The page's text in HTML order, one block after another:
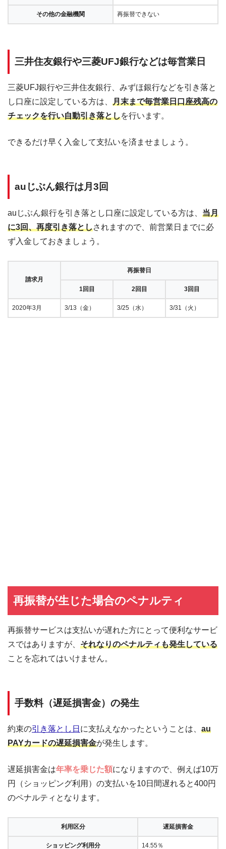
その他の金融機関 再振替できない
三井住友銀行や三菱UFJ銀行などは毎営業日
三菱UFJ銀行や三井住友銀行、みずほ銀行などを引き落と
し口座に設定している方は、 月末まで毎営業日口座残高の
チェックを行い自動引き落としを行います。
できるだけ早く入金して支払いを済ませましょう。
auじぶん銀行は月3回
auじぶん銀行を引き落とし口座に設定している方は、 当月
に3回、再度引き落としされますので、前営業日までに必
ず入金しておきましょう。
請求月
再振替日
1回目 2回目 3回目
2020年3月 3/13（金） 3/25（水） 3/31（火）
再振替が生じた場合のペナルティ
再振替サービスは支払いが遅れた方にとって便利なサービ
スではありますが、 それなりのペナルティも発生している
ことを忘れてはいけません。
手数料（遅延損害金）の発生
約束の引き落とし日 に支払えなかったということは、 au
PAYカードの遅延損害金が発生します。
遅延損害金は年率を乗じた額になりますので、例えば10万
円（ショッピング利用）の支払いを10日間遅れると400円
のペナルティとなります。
利用区分 遅延損害金
ショッピング利用分 14.55％